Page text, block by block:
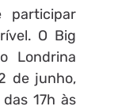
participar
O Big
Londrina
de junho,
17h às